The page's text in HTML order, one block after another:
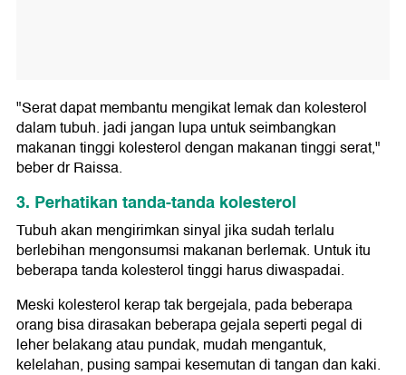
"Serat dapat membantu mengikat lemak dan kolesterol
dalam tubuh. jadi jangan lupa untuk seimbangkan
makanan tinggi kolesterol dengan makanan tinggi serat,"
beber dr Raissa.
3. Perhatikan tanda-tanda kolesterol
Tubuh akan mengirimkan sinyal jika sudah terlalu
berlebihan mengonsumsi makanan berlemak. Untuk itu
beberapa tanda kolesterol tinggi harus diwaspadai.
Meski kolesterol kerap tak bergejala, pada beberapa
orang bisa dirasakan beberapa gejala seperti pegal di
leher belakang atau pundak, mudah mengantuk,
kelelahan, pusing sampai kesemutan di tangan dan kaki.